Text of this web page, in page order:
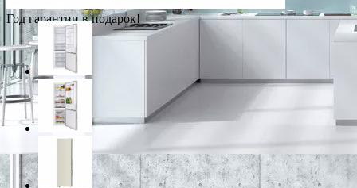
Год гарантии в подарок!